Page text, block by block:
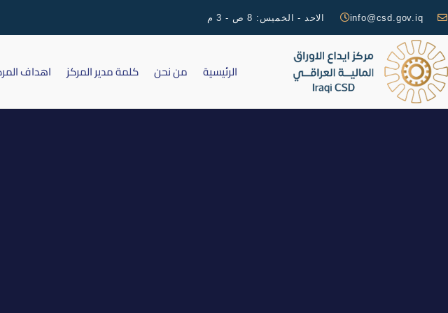
info@csd.gov.iq الاحد - الخميس: 8 ص - 3 م
الرئيسية من نحن كلمة مدير المركز اهداف